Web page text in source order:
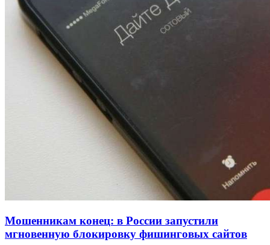
18:39
В Красноармейском районе Волгограда стартует
конкурс на ремонт моста через Волго‑Донской
судоходный канал
Фестиваль #ТриЧетыре в Волгограде пройдёт
11–13 сентября в рамках Года единства народов
Мошенникам конец: в России запустили
мгновенную блокировку фишинговых сайтов